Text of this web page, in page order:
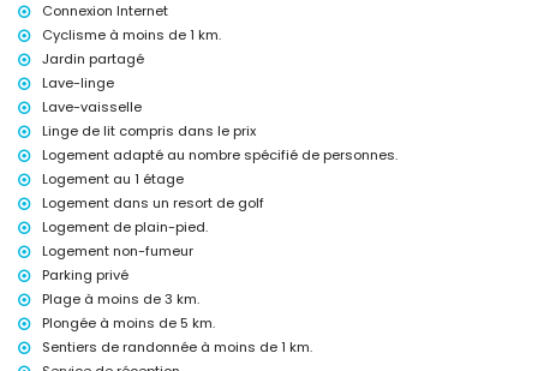
internet (WiFi)
aspirateur et fer à repasser avec planche à repasser
linge de lit et serviettes
service de réception
chauffage
Installations / services communs avec supplément
court de padel
Loisirs et activités pour vos vacances à Saint Jean de Terreros,
Andalousie
bar et promenade (Saint Jean de Terreros) (à moins de 5 kilomètres
de la maison)
parc aquatique (Agua Vera) (à moins de 10 kilomètres de la maison)
Sites et culture à Saint Jean de Terreros, Andalousie
monument (La Geoda) (à moins de 1000 mètres de l'hébergement)
Connexion Internet
Cyclisme à moins de 1 km.
Jardin partagé
Lave-linge
Lave-vaisselle
Linge de lit compris dans le prix
Logement adapté au nombre spécifié de personnes.
Logement au 1 étage
Logement dans un resort de golf
Logement de plain-pied.
Logement non-fumeur
Parking privé
Plage à moins de 3 km.
Plongée à moins de 5 km.
Sentiers de randonnée à moins de 1 km.